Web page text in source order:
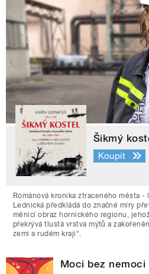
Šikmý
Koupit
Románová kronika ztraceného města -
Lednická předkládá do značné míry
měnící obraz hornického regionu,
překrývá tlustá vrstva mýtů a
zemi a rudém kraji“.
Moci bez nemoci